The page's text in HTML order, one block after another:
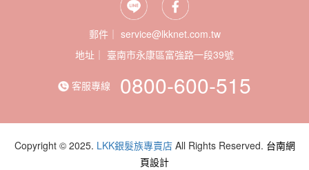
郵件｜ service@lkknet.com.tw
地址｜
客服專線 0800-600-515
Copyright © 2025. LKK銀髮族專賣店All Rights Reserved. 台南網
頁設計